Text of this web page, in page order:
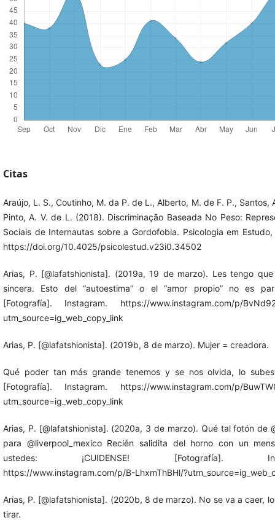
Citas
Araújo, L. S., Coutinho, M. da P. de L., Alberto, M. de F. P., Santos,
Pinto, A. V. de L. (2018). Discriminação Baseada No Peso:
Sociais de Internautas sobre a Gordofobia. Psicologia em Estudo,
https://doi.org/10.4025/psicolestud.v23i0.34502
Arias, P. [@lafatshionista]. (2019a, 19 de marzo). Les tengo
sincera. Esto del “autoestima” o el “amor propio” no es
[Fotografía]. Instagram. https://www.instagram.com/p/
utm_source=ig_web_copy_link
Arias, P. [@lafatshionista]. (2019b, 8 de marzo). Mujer = creadora.
Qué poder tan más grande tenemos y se nos olvida, lo
[Fotografía]. Instagram. https://www.instagram.com/p/
utm_source=ig_web_copy_link
Arias, P. [@lafatshionista]. (2020a, 3 de marzo). Qué tal fotón de
para @liverpool_mexico Recién salidita del horno con un
ustedes: ¡CUIDENSE! [Fotografía].
https://www.instagram.com/p/B-LhxmThBHl/
Arias, P. [@lafatshionista]. (2020b, 8 de marzo). No se va a caer,
tirar.